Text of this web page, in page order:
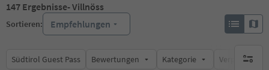
147 Ergebnisse- Villnöss
Sortieren: Empfehlungen
Südtirol Guest Pass Bewertungen Kategorie keine